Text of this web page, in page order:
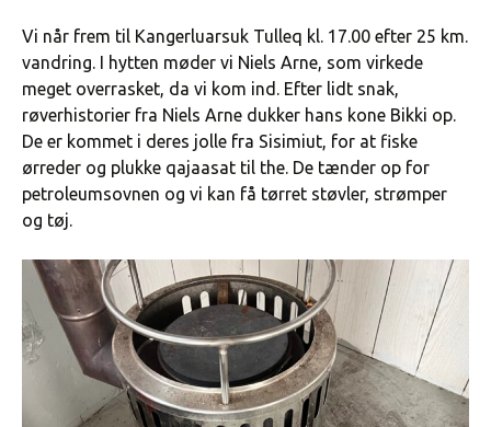
Vi når frem til Kangerluarsuk Tulleq kl. 17.00 efter 25 km.
vandring. I hytten møder vi Niels Arne, som virkede
meget overrasket, da vi kom ind. Efter lidt snak,
røverhistorier fra Niels Arne dukker hans kone Bikki op.
De er kommet i deres jolle fra Sisimiut, for at fiske
ørreder og plukke qajaasat til the. De tænder op for
petroleumsovnen og vi kan få tørret støvler, strømper
og tøj.